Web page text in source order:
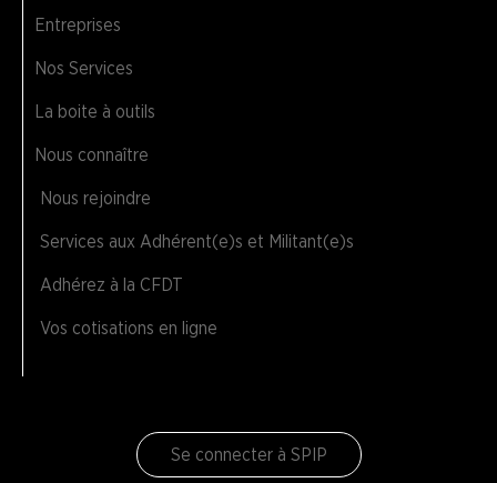
Entreprises
Nos Services
La boite à outils
Nous connaître
Nous rejoindre
Services aux Adhérent(e)s et Militant(e)s
Adhérez à la CFDT
Vos cotisations en ligne
Se connecter à SPIP